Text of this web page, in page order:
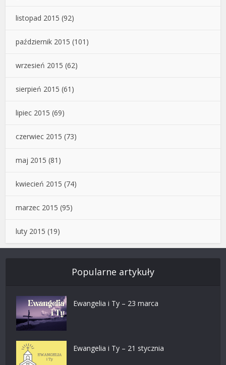
listopad 2015 (92)
październik 2015 (101)
wrzesień 2015 (62)
sierpień 2015 (61)
lipiec 2015 (69)
czerwiec 2015 (73)
maj 2015 (81)
kwiecień 2015 (74)
marzec 2015 (95)
luty 2015 (19)
Popularne artykuły
Ewangelia i Ty – 23 marca
Ewangelia i Ty – 21 stycznia